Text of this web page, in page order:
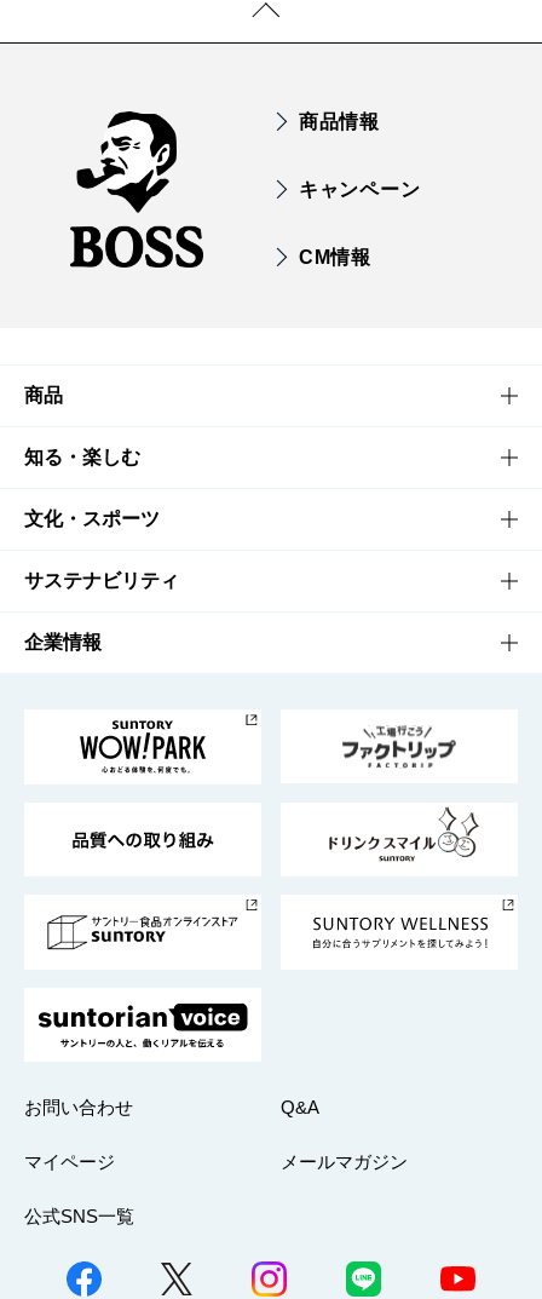
商品情報
キャンペーン
CM情報
商品
商品TOP
商品一覧
商品発売情報
栄養成分一覧
知る・楽しむ
知る・楽しむTOP
キャンペーン
工場見学
地域情報
文化・スポーツ
文化・スポーツTOP
サントリーホール
サントリーサンバーズ大阪
サステナビリティ
サステナビリティTOP
サントリーが考えるサステナビリティ経営
企業情報
企業概要
採用情報
お問い合わせ Q&A
マイページ メールマガジン
公式SNS一覧